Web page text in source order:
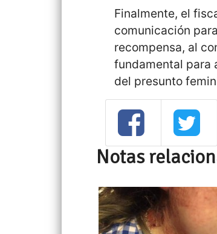
Finalmente, el
comunicación
recompensa, al
fundamental para
del presunto
Notas